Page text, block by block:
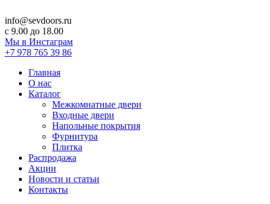
info@sevdoors.ru
c 9.00 до 18.00
Мы в Инстаграм
+7 978 765 39 86
Главная
О нас
Каталог
Межкомнатные двери
Входные двери
Напольные покрытия
Фурнитура
Плитка
Распродажа
Акции
Новости и статьи
Контакты